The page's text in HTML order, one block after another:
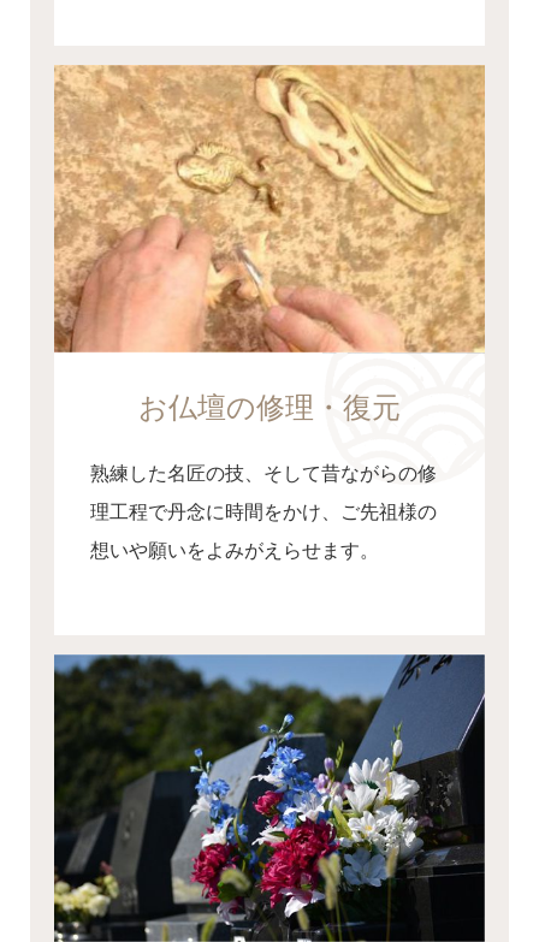
お仏壇の修理・復元
熟練した名匠の技、そして昔ながらの修
理工程で丹念に時間をかけ、ご先祖様の
想いや願いをよみがえらせます。